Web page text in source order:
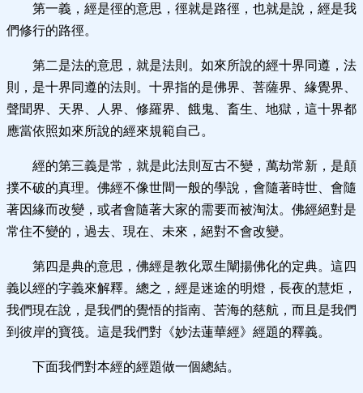
第一義，經是徑的意思，徑就是路徑，也就是說，經是我
們修行的路徑。
第二是法的意思，就是法則。如來所說的經十界同遵，法
則，是十界同遵的法則。十界指的是佛界、菩薩界、緣覺界、
聲聞界、天界、人界、修羅界、餓鬼、畜生、地獄，這十界都
應當依照如來所說的經來規範自己。
經的第三義是常，就是此法則亙古不變，萬劫常新，是顛
撲不破的真理。佛經不像世間一般的學說，會隨著時世、會隨
著因緣而改變，或者會隨著大家的需要而被淘汰。佛經絕對是
常住不變的，過去、現在、未來，絕對不會改變。
第四是典的意思，佛經是教化眾生闡揚佛化的定典。這四
義以經的字義來解釋。總之，經是迷途的明燈，長夜的慧炬，
我們現在說，是我們的覺悟的指南、苦海的慈航，而且是我們
到彼岸的寶筏。這是我們對《妙法蓮華經》經題的釋義。
下面我們對本經的經題做一個總結。